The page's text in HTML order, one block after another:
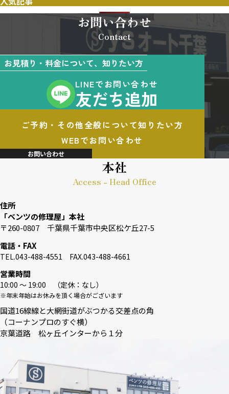
お問い合わせ
Contact
お見積り・料金について、知りたい方
LINEでお問い合わせ
友だち追加
ご予約・その他全般について知りたい方
WEBでお問い合わせ
お問い合わせ
本社
Access - Head Office
住所
「ベンツの修理屋」本社
〒260-0807 千葉県千葉市中央区松ケ丘27-5
電話・FAX
TEL.043-488-4551 FAX.043-488-4661
営業時間
10:00 〜 19:00 （定休：なし）
※年末年始はお休みを頂く場合がございます
国道16線線と大網街道がぶつかる交差点の角
（コーナンプロのすぐ横）
京葉道路 松ヶ丘インターから１分